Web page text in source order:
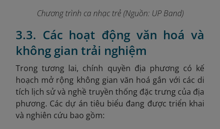
Chương trình ca nhạc trẻ (Nguồn: UP Band)
3.3. Các hoạt động văn hoá và
không gian trải nghiệm
Trong tương lai, chính quyền địa phương có kế
hoạch mở rộng không gian văn hoá gắn với các di
tích lịch sử và nghề truyền thống đặc trưng của địa
phương. Các dự án tiêu biểu đang được triển khai
và nghiên cứu bao gồm: